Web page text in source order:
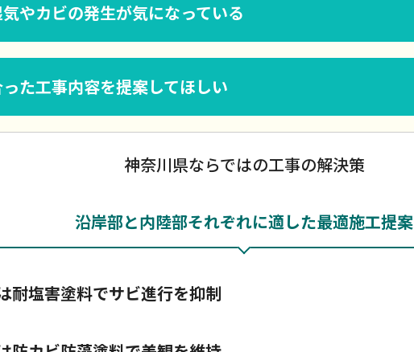
やカビの発生が気になっている
た工事内容を提案してほしい
神奈川県ならではの工事の解決策
沿岸部と内陸部それぞれに適した最適施工提案
耐塩害塗料でサビ進行を抑制